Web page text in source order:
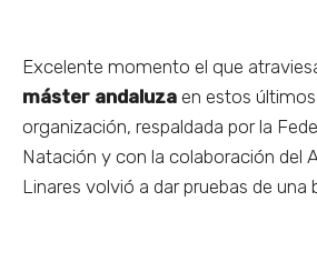
Excelente momento el que
máster andaluza en estos
organización, respaldada por la
Natación y con la colaboración del
Linares volvió a dar pruebas de una